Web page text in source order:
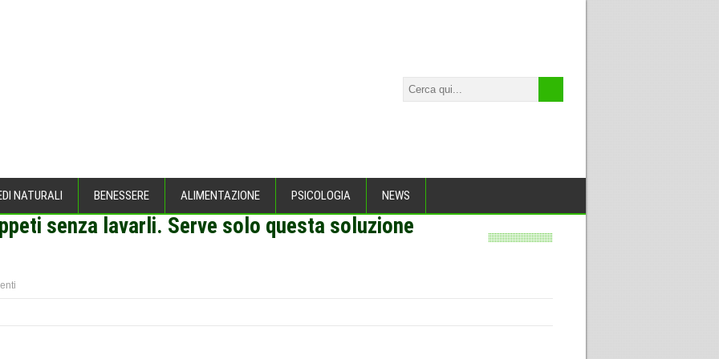
NATURALI BENESSERE ALIMENTAZIONE PSICOLOGIA NEWS
senza lavarli. Serve solo questa soluzione